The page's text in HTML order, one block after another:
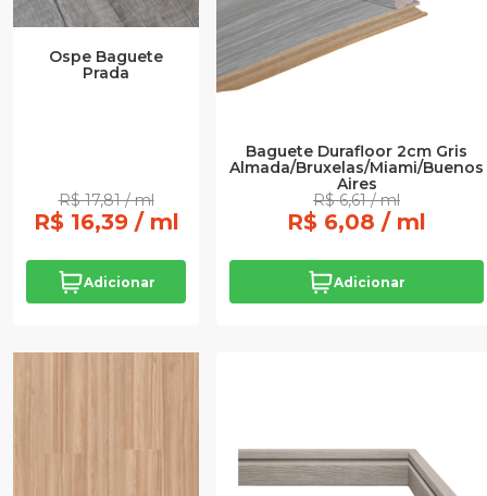
Ospe Baguete
Prada
R$ 17,81 / ml
R$ 16,39 / ml
Adicionar
Baguete Durafloor 2cm Gris
Almada/Bruxelas/Miami/Buenos
Aires
R$ 6,61 / ml
R$ 6,08 / ml
Adicionar